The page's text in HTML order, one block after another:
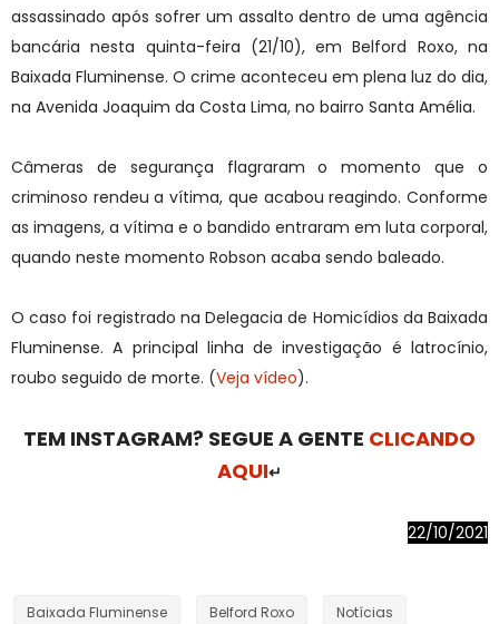
assassinado após sofrer um assalto dentro de uma agência
bancária nesta quinta-feira (21/10), em Belford Roxo, na
Baixada Fluminense. O crime aconteceu em plena luz do dia,
na Avenida Joaquim da Costa Lima, no bairro Santa Amélia.
Câmeras de segurança flagraram o momento que o
criminoso rendeu a vítima, que acabou reagindo. Conforme
as imagens, a vítima e o bandido entraram em luta corporal,
quando neste momento Robson acaba sendo baleado.
O caso foi registrado na Delegacia de Homicídios da Baixada
Fluminense. A principal linha de investigação é latrocínio,
roubo seguido de morte. (Veja vídeo).
TEM INSTAGRAM? SEGUE A GENTE CLICANDO
AQUI↵
22/10/2021
Baixada Fluminense Belford Roxo Notícias